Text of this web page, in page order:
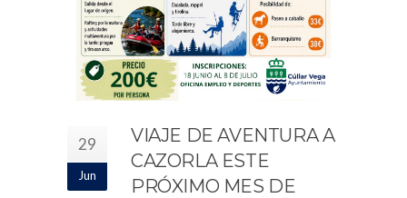
29
Jun
VIAJE DE AVENTURA A
CAZORLA ESTE
PRÓXIMO MES DE